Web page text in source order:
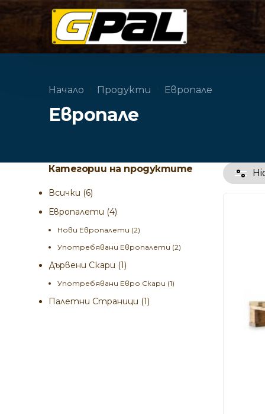
Начало Продукти Европале
Европале
Категории на продуктите
Всички (6)
Европалети (4)
Нови Европалети (2)
Употребявани Европалети (2)
Дървени Скари (1)
Употребявани Евро Скари (1)
Палетни Страници (1)